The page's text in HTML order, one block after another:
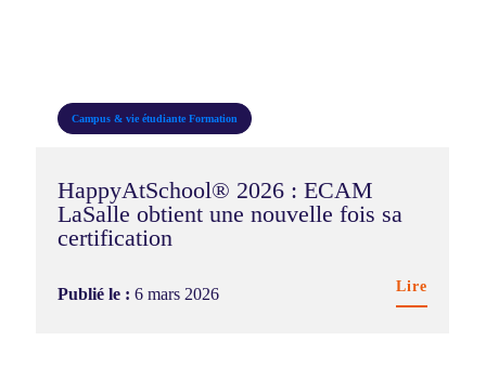
Campus & vie étudiante Formation
HappyAtSchool® 2026 : ECAM
LaSalle obtient une nouvelle fois sa
certification
Publié le :6 mars 2026 Lire